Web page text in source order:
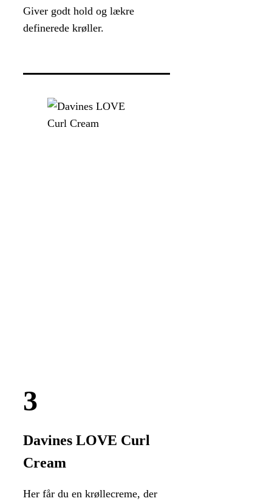
Giver godt hold og lækre
definerede krøller.
Davines LOVE Curl
Cream
Her får du en krøllecreme, der